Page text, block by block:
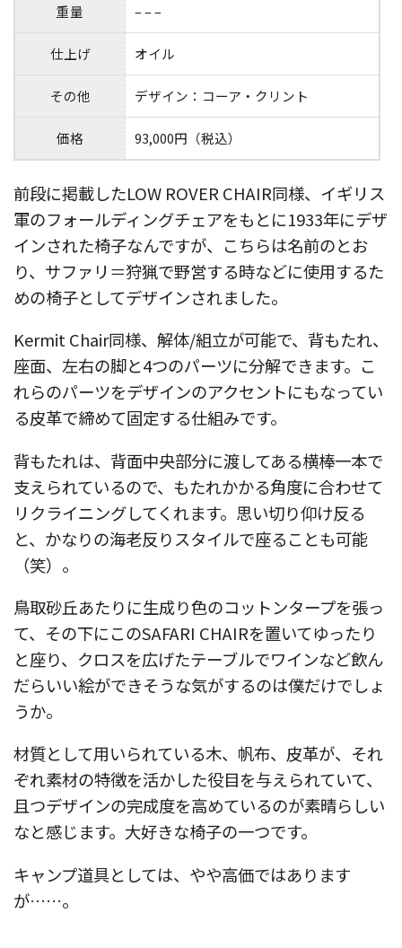
重量 – – –
仕上げ オイル
その他 デザイン：コーア・クリント
価格 93,000円（税込）
前段に掲載したLOW ROVER CHAIR同様、イギリス
軍のフォールディングチェアをもとに1933年にデザ
インされた椅子なんですが、こちらは名前のとお
り、サファリ＝狩猟で野営する時などに使用するた
めの椅子としてデザインされました。
Kermit Chair同様、解体/組立が可能で、背もたれ、
座面、左右の脚と4つのパーツに分解できます。こ
れらのパーツをデザインのアクセントにもなってい
る皮革で締めて固定する仕組みです。
背もたれは、背面中央部分に渡してある横棒一本で
支えられているので、もたれかかる角度に合わせて
リクライニングしてくれます。思い切り仰け反る
と、かなりの海老反りスタイルで座ることも可能
（笑）。
鳥取砂丘あたりに生成り色のコットンタープを張っ
て、その下にこのSAFARI CHAIRを置いてゆったり
と座り、クロスを広げたテーブルでワインなど飲ん
だらいい絵ができそうな気がするのは僕だけでしょ
うか。
材質として用いられている木、帆布、皮革が、それ
ぞれ素材の特徴を活かした役目を与えられていて、
且つデザインの完成度を高めているのが素晴らしい
なと感じます。大好きな椅子の一つです。
キャンプ道具としては、やや高価ではあります
が……。